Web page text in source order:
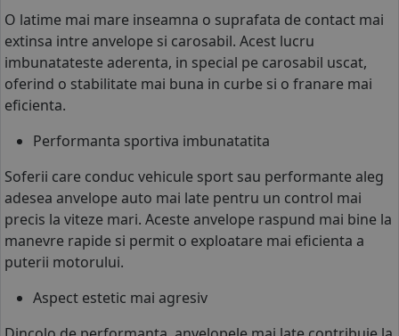
O latime mai mare inseamna o suprafata de contact mai
extinsa intre anvelope si carosabil. Acest lucru
imbunatateste aderenta, in special pe carosabil uscat,
oferind o stabilitate mai buna in curbe si o franare mai
eficienta.
Performanta sportiva imbunatatita
Soferii care conduc vehicule sport sau performante aleg
adesea anvelope auto mai late pentru un control mai
precis la viteze mari. Aceste anvelope raspund mai bine la
manevre rapide si permit o exploatare mai eficienta a
puterii motorului.
Aspect estetic mai agresiv